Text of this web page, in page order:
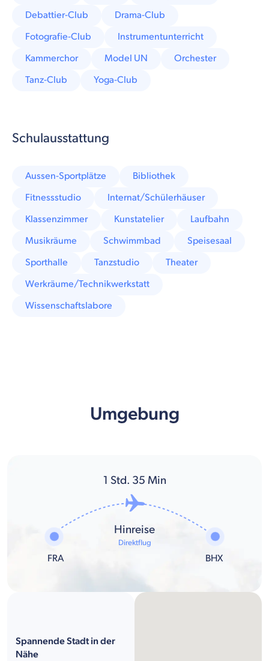
Debattier-Club
Drama-Club
Fotografie-Club
Instrumentunterricht
Kammerchor
Model UN
Orchester
Tanz-Club
Yoga-Club
Schulausstattung
Aussen-Sportplätze
Bibliothek
Fitnessstudio
Internat/Schülerhäuser
Klassenzimmer
Kunstatelier
Laufbahn
Musikräume
Schwimmbad
Speisesaal
Sporthalle
Tanzstudio
Theater
Werkräume/Technikwerkstatt
Wissenschaftslabore
Umgebung
1 Std. 35 Min
FRA
Hinreise
Direktflug
BHX
Spannende Stadt in der
Nähe